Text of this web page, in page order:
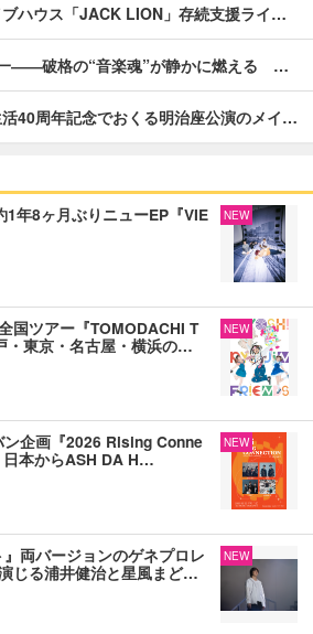
ハウス「JACK LION」存続支援ライ…
――破格の“音楽魂”が静かに燃える …
40周年記念でおくる明治座公演のメイ…
年8ヶ月ぶりニューEP『VIE
NEW
国ツアー『TOMODACHI T
東京・名古屋・横浜の…
NEW
企画『2026 Rising Conne
本からASH DA H…
NEW
両バージョンのゲネプロレ
じる浦井健治と星風まど…
NEW